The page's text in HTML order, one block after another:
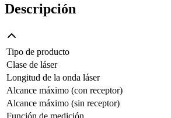
Descripción
Tipo de producto
Clase de láser
Longitud de la onda láser
Alcance máximo (con receptor)
Alcance máximo (sin receptor)
Función de medición